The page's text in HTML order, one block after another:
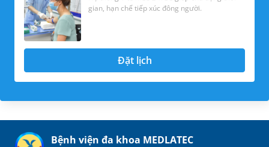
gian, hạn chế tiếp xúc đông người.
Đặt lịch
Bệnh viện đa khoa MEDLATEC